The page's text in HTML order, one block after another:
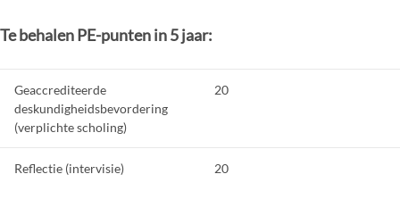
Te behalen PE-punten in 5 jaar:
Geaccrediteerde
deskundigheidsbevordering
(verplichte scholing)
20
Reflectie (intervisie) 20